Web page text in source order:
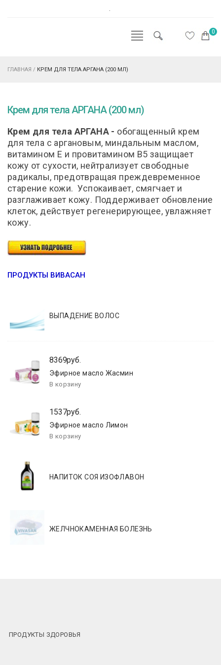
.
0
ГЛАВНАЯ / КРЕМ ДЛЯ ТЕЛА АРГАНА (200 МЛ)
Крем для тела АРГАНА (200 мл)
Крем для тела АРГАНА - обогащенный крем
для тела с аргановым, миндальным маслом,
витамином Е и провитамином B5 защищает
кожу от сухости, нейтрализует свободные
радикалы, предотвращая преждевременное
старение кожи. Успокаивает, смягчает и
разглаживает кожу. Поддерживает обновление
клеток, действует регенерирующее, увлажняет
кожу.
ПРОДУКТЫ ВИВАСАН
ВЫПАДЕНИЕ ВОЛОС
8369руб.
Эфирное масло Жасмин
1537руб.
Эфирное масло Лимон
НАПИТОК СОЯ ИЗОФЛАВОН
ЖЕЛЧНОКАМЕННАЯ БОЛЕЗНЬ
ПРОДУКТЫ ЗДОРОВЬЯ